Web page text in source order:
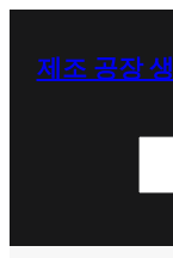
제조 공장